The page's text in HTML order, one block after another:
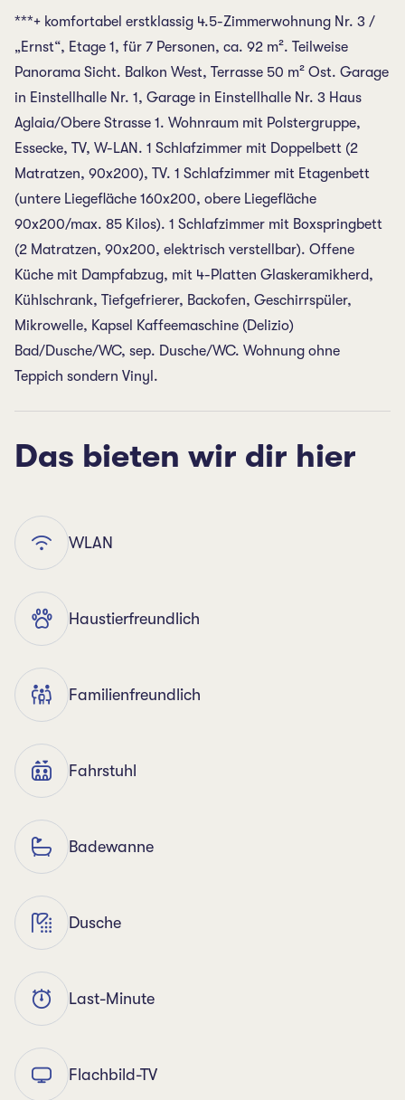
***+ komfortabel erstklassig 4.5-Zimmerwohnung Nr. 3 /
„Ernst“, Etage 1, für 7 Personen, ca. 92 m². Teilweise
Panorama Sicht. Balkon West, Terrasse 50 m² Ost. Garage
in Einstellhalle Nr. 1, Garage in Einstellhalle Nr. 3 Haus
Aglaia/Obere Strasse 1. Wohnraum mit Polstergruppe,
Essecke, TV, W-LAN. 1 Schlafzimmer mit Doppelbett (2
Matratzen, 90x200), TV. 1 Schlafzimmer mit Etagenbett
(untere Liegefläche 160x200, obere Liegefläche
90x200/max. 85 Kilos). 1 Schlafzimmer mit Boxspringbett
(2 Matratzen, 90x200, elektrisch verstellbar). Offene
Küche mit Dampfabzug, mit 4-Platten Glaskeramikherd,
Kühlschrank, Tiefgefrierer, Backofen, Geschirrspüler,
Mikrowelle, Kapsel Kaffeemaschine (Delizio)
Bad/Dusche/WC, sep. Dusche/WC. Wohnung ohne
Teppich sondern Vinyl.
Das bieten wir dir hier
WLAN
Haustierfreundlich
Familienfreundlich
Fahrstuhl
Badewanne
Dusche
Last-Minute
Flachbild-TV